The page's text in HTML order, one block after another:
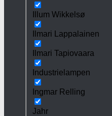
Illum Wikkelsø
Ilmari Lappalainen
Ilmari Tapiovaara
Industrielampen
Ingmar Relling
Jahr